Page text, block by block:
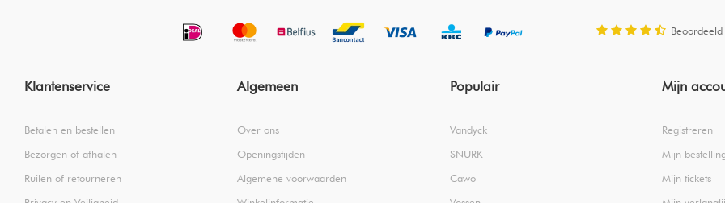
Klantenservice
Betalen en bestellen
Bezorgen of afhalen
Ruilen of retourneren
Algemeen
Over ons
Openingstijden
Algemene voorwaarden
Populair
Vandyck
SNURK
Cawö
Mijn
Registreren
Mijn
Mijn tickets